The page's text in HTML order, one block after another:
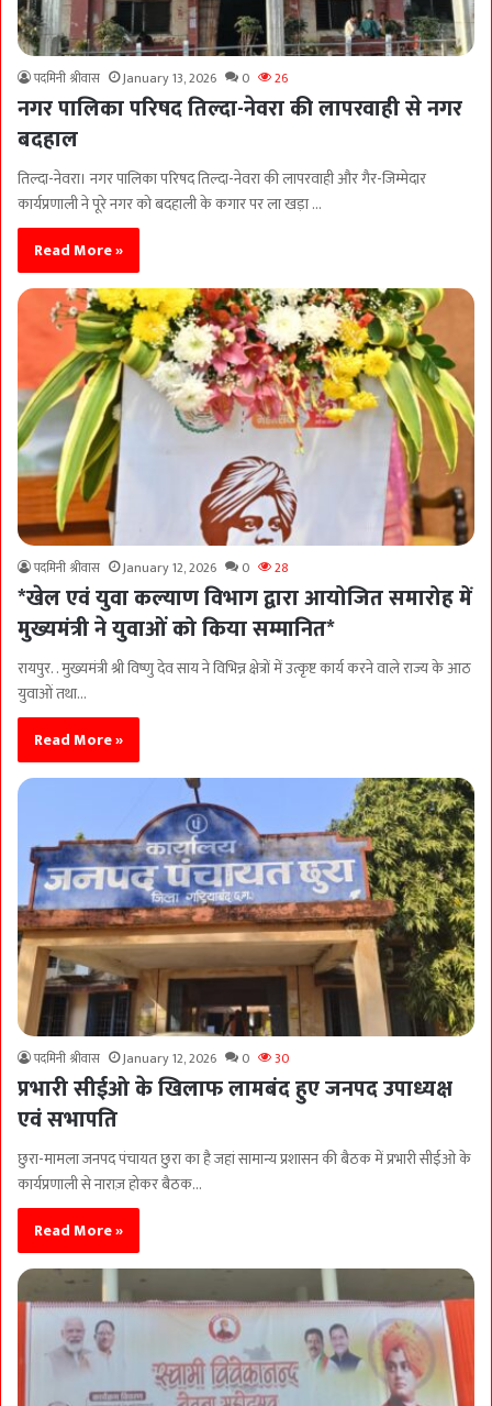
पदमिनी श्रीवास January 13, 2026 0 26
नगर पालिका परिषद तिल्दा-नेवरा की लापरवाही से नगर
बदहाल
तिल्दा-नेवरा। नगर पालिका परिषद तिल्दा-नेवरा की लापरवाही और गैर-जिम्मेदार
कार्यप्रणाली ने पूरे नगर को बदहाली के कगार पर ला खड़ा …
Read More »
पदमिनी श्रीवास January 12, 2026 0 28
*खेल एवं युवा कल्याण विभाग द्वारा आयोजित समारोह में
मुख्यमंत्री ने युवाओं को किया सम्मानित*
रायपुर. . मुख्यमंत्री श्री विष्णु देव साय ने विभिन्न क्षेत्रों में उत्कृष्ट कार्य करने वाले राज्य के आठ
युवाओं तथा…
Read More »
पदमिनी श्रीवास January 12, 2026 0 30
प्रभारी सीईओ के खिलाफ लामबंद हुए जनपद उपाध्यक्ष
एवं सभापति
छुरा-मामला जनपद पंचायत छुरा का है जहां सामान्य प्रशासन की बैठक में प्रभारी सीईओ के
कार्यप्रणाली से नाराज़ होकर बैठक…
Read More »